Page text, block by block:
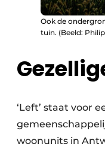
Ook de
tuin. (Beeld:
‘Left’ staat voor
woonunits in